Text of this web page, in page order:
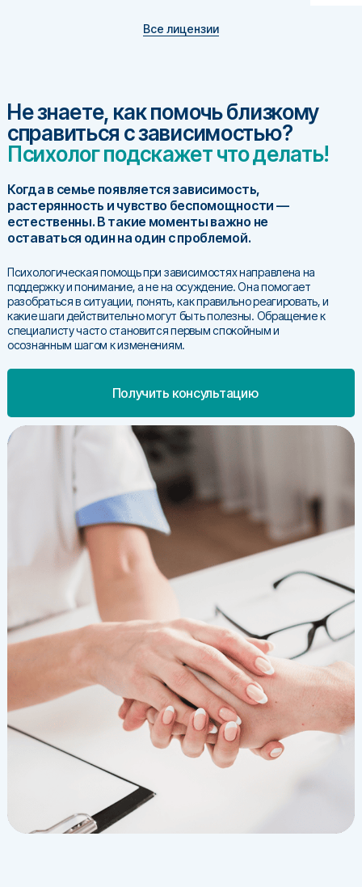
Все лицензии
Получить консультацию
Не знаете, как помочь близкому
справиться с зависимостью?
Психолог подскажет что делать!
Когда в семье появляется зависимость,
растерянность и чувство беспомощности —
естественны. В такие моменты важно не
оставаться один на один с проблемой.
Психологическая помощь при зависимостях направлена на
поддержку и понимание, а не на осуждение. Она помогает
разобраться в ситуации, понять, как правильно реагировать, и
какие шаги действительно могут быть полезны. Обращение к
специалисту часто становится первым спокойным и
осознанным шагом к изменениям.